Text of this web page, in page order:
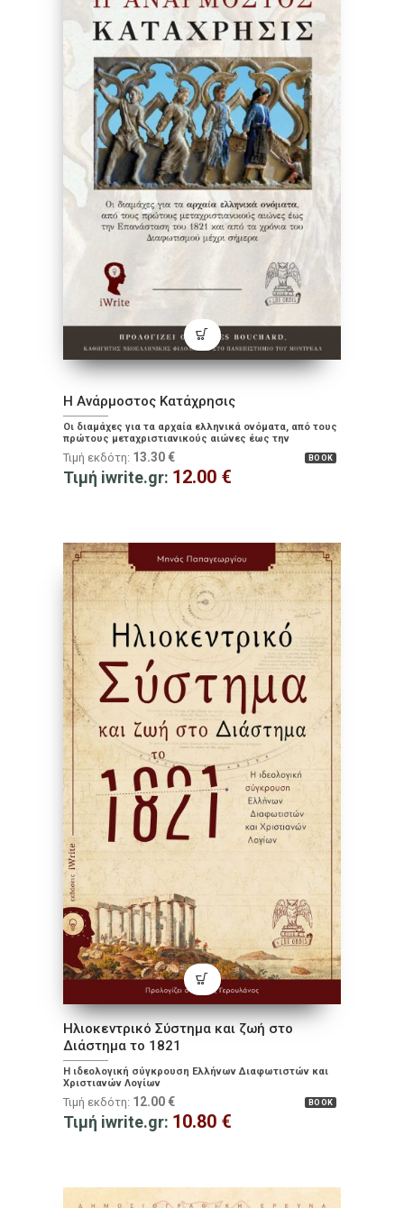
Η Ανάρμοστος Κατάχρησις
Οι διαμάχες για τα αρχαία ελληνικά ονόματα, από τους
πρώτους μεταχριστιανικούς αιώνες έως την
Επανάσταση του 1821 και από τα χρόνια του
Διαφωτισμού μέχρι σήμερα
BOOK
Τιμή εκδότη: 13.30 €
Τιμή iwrite.gr: 12.00 €
Ηλιοκεντρικό Σύστημα και ζωή στο
Διάστημα το 1821
Η ιδεολογική σύγκρουση Ελλήνων Διαφωτιστών και
Χριστιανών Λογίων
BOOK
Τιμή εκδότη: 12.00 €
Τιμή iwrite.gr: 10.80 €